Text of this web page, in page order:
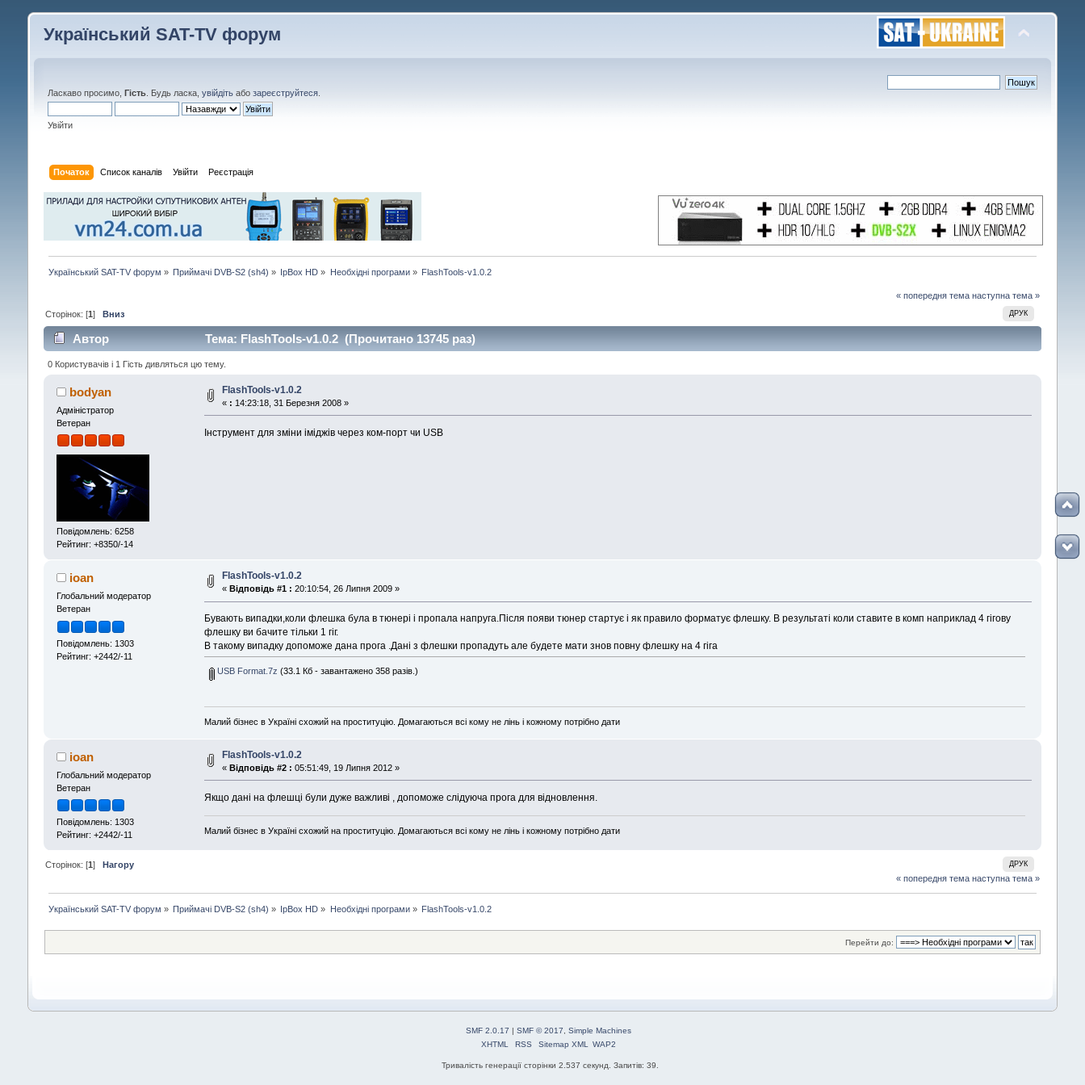
Український SAT-TV форум
Ласкаво просимо, Гість. Будь ласка, увійдітьабо зареєструйтеся.
Увійти
Початок Список каналів Увійти Реєстрація
Український SAT-TV форум » Приймачі DVB-S2 (sh4) » IpBox HD » Необхідні програми» FlashTools-v1.0.2
« попередня тема наступна тема »
ДРУК
Сторінок: [1] Вниз
Автор Тема: FlashTools-v1.0.2 (Прочитано 13745 раз)
0 Користувачів і 1 Гість дивляться цю тему.
bodyan
Адміністратор
Ветеран
Повідомлень: 6258
Рейтинг: +8350/-14
FlashTools-v1.0.2
« : 14:23:18, 31 Березня 2008 »
Інструмент для зміни іміджів через ком-порт чи USB
ioan
Глобальний модератор
Ветеран
Повідомлень: 1303
Рейтинг: +2442/-11
FlashTools-v1.0.2
« Відповідь #1 : 20:10:54, 26 Липня 2009 »
Бувають випадки,коли флешка була в тюнері і пропала напруга.Після появи тюнер стартує і як правило форматує флешку. В результаті коли ставите в комп наприклад 4 гігову
флешку ви бачите тільки 1 гіг.
В такому випадку допоможе дана прога .Дані з флешки пропадуть але будете мати знов повну флешку на 4 гіга
USB Format.7z (33.1 Кб - завантажено 358 разів.)
Малий бізнес в Україні схожий на проституцію. Домагаються всі кому не лінь і кожному потрібно дати
ioan
Глобальний модератор
Ветеран
Повідомлень: 1303
Рейтинг: +2442/-11
FlashTools-v1.0.2
« Відповідь #2 : 05:51:49, 19 Липня 2012 »
Якщо дані на флешці були дуже важливі , допоможе слідуюча прога для відновлення.
Малий бізнес в Україні схожий на проституцію. Домагаються всі кому не лінь і кожному потрібно дати
ДРУК
Сторінок: [1] Нагору
« попередня тема наступна тема »
Український SAT-TV форум » Приймачі DVB-S2 (sh4) » IpBox HD » Необхідні програми» FlashTools-v1.0.2
Перейти до:
SMF 2.0.17 | SMF © 2017
Simple Machines
XHTML
RSS Sitemap XML WAP2
Тривалість генерації сторінки 2.537 секунд. Запитів: 39.